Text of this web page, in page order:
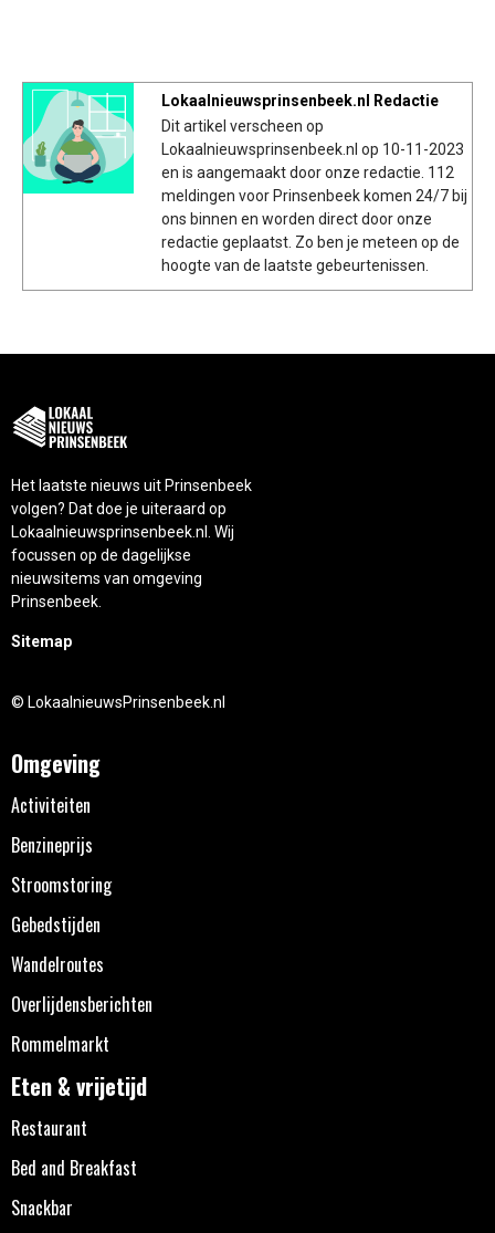
Lokaalnieuwsprinsenbeek.nl Redactie
Dit artikel verscheen op
Lokaalnieuwsprinsenbeek.nl op 10-11-2023
en is aangemaakt door onze redactie. 112
meldingen voor Prinsenbeek komen 24/7 bij
ons binnen en worden direct door onze
redactie geplaatst. Zo ben je meteen op de
hoogte van de laatste gebeurtenissen.
Het laatste nieuws uit Prinsenbeek
volgen? Dat doe je uiteraard op
Lokaalnieuwsprinsenbeek.nl. Wij
focussen op de dagelijkse
nieuwsitems van omgeving
Prinsenbeek.
Sitemap
© LokaalnieuwsPrinsenbeek.nl
Omgeving
Activiteiten
Benzineprijs
Stroomstoring
Gebedstijden
Wandelroutes
Overlijdensberichten
Rommelmarkt
Eten & vrijetijd
Restaurant
Bed and Breakfast
Snackbar